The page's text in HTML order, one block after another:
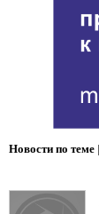
Новости по теме |